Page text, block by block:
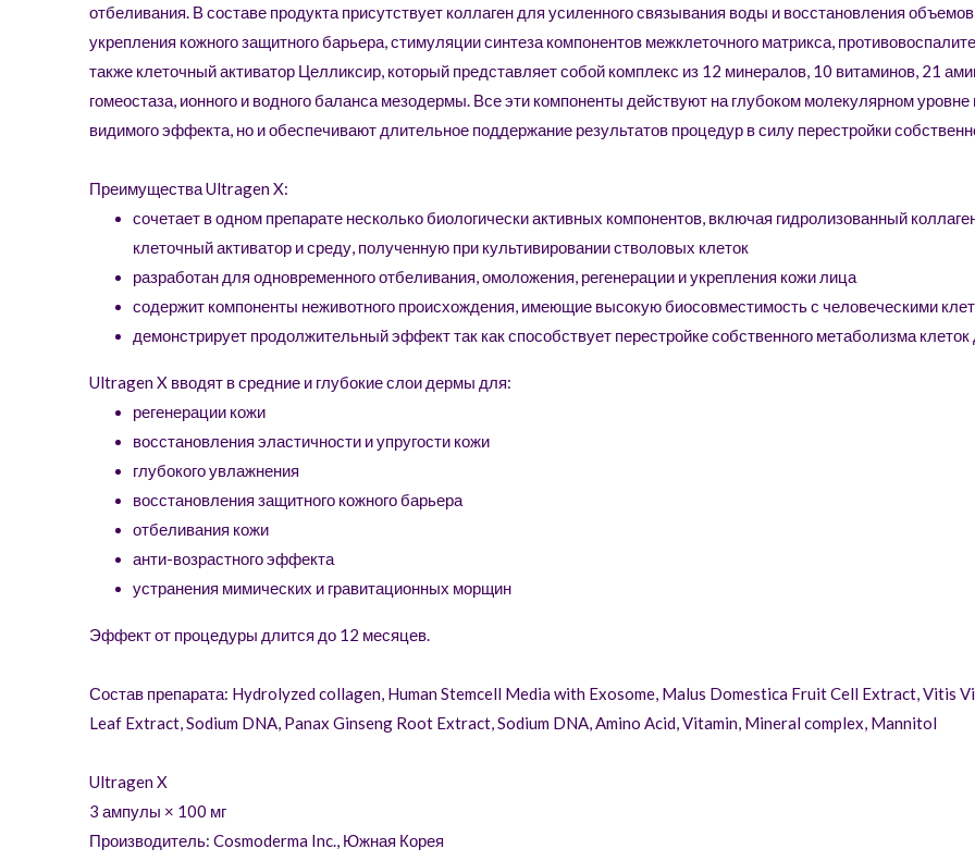
с
отбеливания. В составе продукта присутствует коллаген для усиленного связывания воды и восстановления
укрепления кожного защитного барьера, стимуляции синтеза компонентов межклеточного матрикса,
также клеточный активатор Целликсир, который представляет собой комплекс из 12 минералов, 10 витаминов, 21
гомеостаза, ионного и водного баланса мезодермы. Все эти компоненты действуют на глубоком молекулярном
видимого эффекта, но и обеспечивают длительное поддержание результатов процедур в силу перестройки
Преимущества Ultragen X:
сочетает в одном препарате несколько биологически активных компонентов, включая гидролизованный
клеточный активатор и среду, полученную при культивировании стволовых клеток
разработан для одновременного отбеливания, омоложения, регенерации и укрепления кожи лица
содержит компоненты неживотного происхождения, имеющие высокую биосовместимость с человеческими
демонстрирует продолжительный эффект так как способствует перестройке собственного метаболизма
Ultragen X вводят в средние и глубокие слои дермы для:
регенерации кожи
восстановления эластичности и упругости кожи
глубокого увлажнения
восстановления защитного кожного барьера
отбеливания кожи
анти-возрастного эффекта
устранения мимических и гравитационных морщин
Эффект от процедуры длится до 12 месяцев.
Состав препарата: Hydrolyzed collagen, Human Stemcell Media with Exosome, Malus Domestica Fruit Cell Extract, Vitis
Leaf Extract, Sodium DNA, Panax Ginseng Root Extract, Sodium DNA, Amino Acid, Vitamin, Mineral complex, Mannitol
Ultragen X
3 ампулы × 100 мг
Производитель: Cosmoderma Inc., Южная Корея